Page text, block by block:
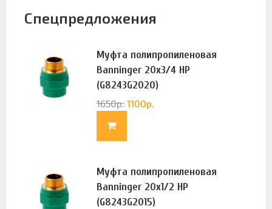
Спецпредложения
Муфта полипропиленовая
Banninger 20х3/4 НР
(G8243G2020)
1650р. 1100р.
Муфта полипропиленовая
Banninger 20х1/2 НР
(G8243G2015)